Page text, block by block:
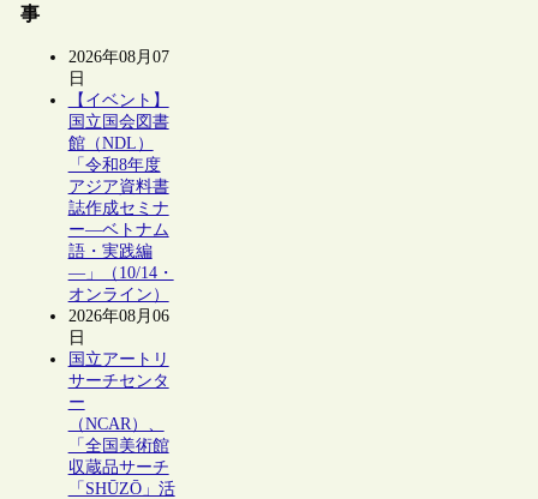
事
2026年08月07
日
【イベント】
国立国会図書
館（NDL）
「令和8年度
アジア資料書
誌作成セミナ
ー―ベトナム
語・実践編
―」（10/14・
オンライン）
2026年08月06
日
国立アートリ
サーチセンタ
ー
（NCAR）、
「全国美術館
収蔵品サーチ
「SHŪZŌ」活